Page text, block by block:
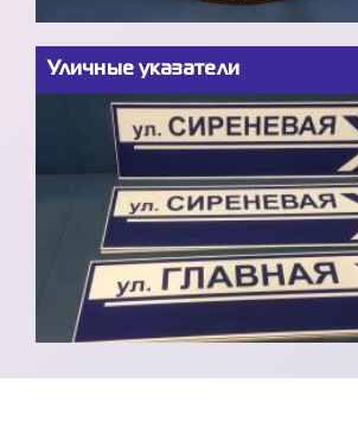
Уличные указатели